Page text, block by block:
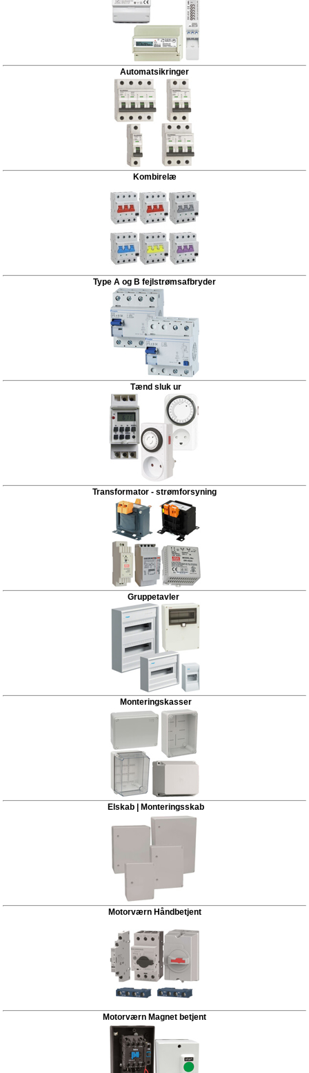
Automatsikringer
Kombirelæ
Type A og B fejlstrømsafbryder
Tænd sluk ur
Transformator - strømforsyning
Gruppetavler
Monteringskasser
Elskab | Monteringsskab
Motorværn Håndbetjent
Motorværn Magnet betjent